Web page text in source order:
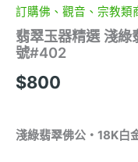
訂購佛、觀音、宗教類
翡翠玉器精選 淺
號#402
$800
淺綠翡翠佛公・18K白
金
靜
心
之
選
編
數